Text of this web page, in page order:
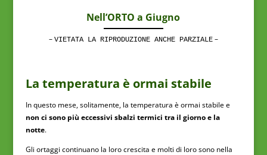
Nell’ORTO a Giugno
– VIETATA LA RIPRODUZIONE ANCHE PARZIALE–
La temperatura è ormai stabile
In questo mese, solitamente, la temperatura è ormai stabile e
non ci sono più eccessivi sbalzi termici tra il giorno e la
notte.
Gli ortaggi continuano la loro crescita e molti di loro sono nella